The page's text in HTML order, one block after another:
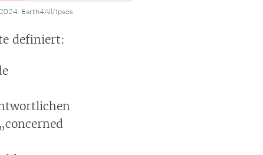
Earth4All/Ipsos
definiert: